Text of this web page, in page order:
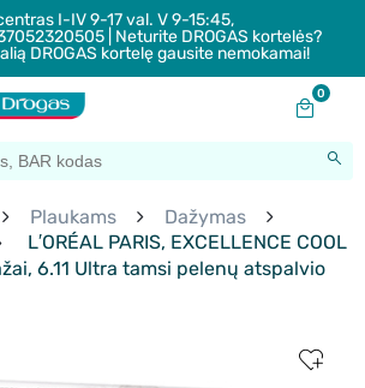
I-IV 9-17 val. V 9-15:45,
| Neturite DROGAS kortelės?
DROGAS kortelę gausite nemokamai!
0
Plaukams
Dažymas
L′ORÉAL PARIS, EXCELLENCE COOL
6.11 Ultra tamsi pelenų atspalvio